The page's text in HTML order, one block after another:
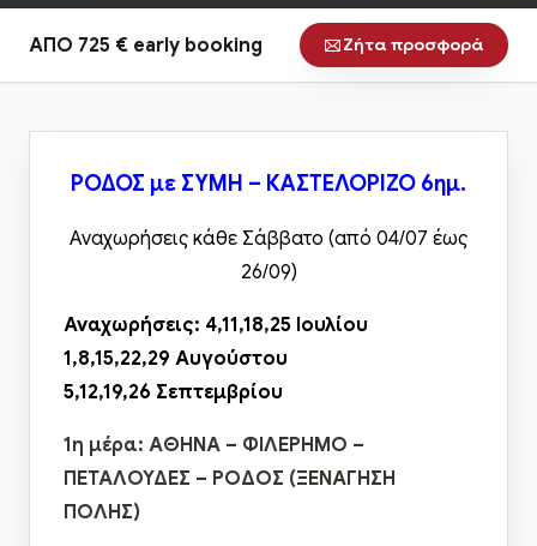
ΑΠΟ 725 € early booking Ζήτα προσφορά
ΡΟΔΟΣ με ΣΥΜΗ – ΚΑΣΤΕΛΟΡΙΖΟ 6ημ.
Αναχωρήσεις κάθε Σάββατο (από 04/07 έως
26/09)
Αναχωρήσεις: 4,11,18,25 Ιουλίου
1,8,15,22,29 Αυγούστου
5,12,19,26 Σεπτεμβρίου
1η μέρα: ΑΘΗΝΑ – ΦΙΛΕΡΗΜΟ –
ΠΕΤΑΛΟΥΔΕΣ – ΡΟΔΟΣ (ΞΕΝΑΓΗΣΗ
ΠΟΛΗΣ)